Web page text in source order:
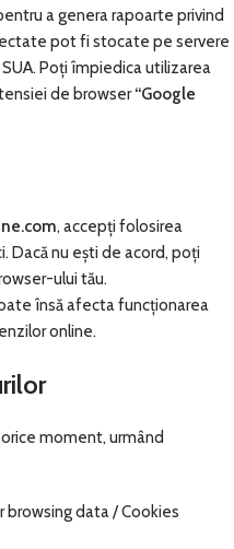
a genera rapoarte privind
pot fi stocate pe servere
Poți împiedica utilizarea
de browser“Google
, accepți folosirea
Dacă nu ești de acord, poți
ului tău.
însă afecta funcționarea
online.
moment, urmând
data / Cookies